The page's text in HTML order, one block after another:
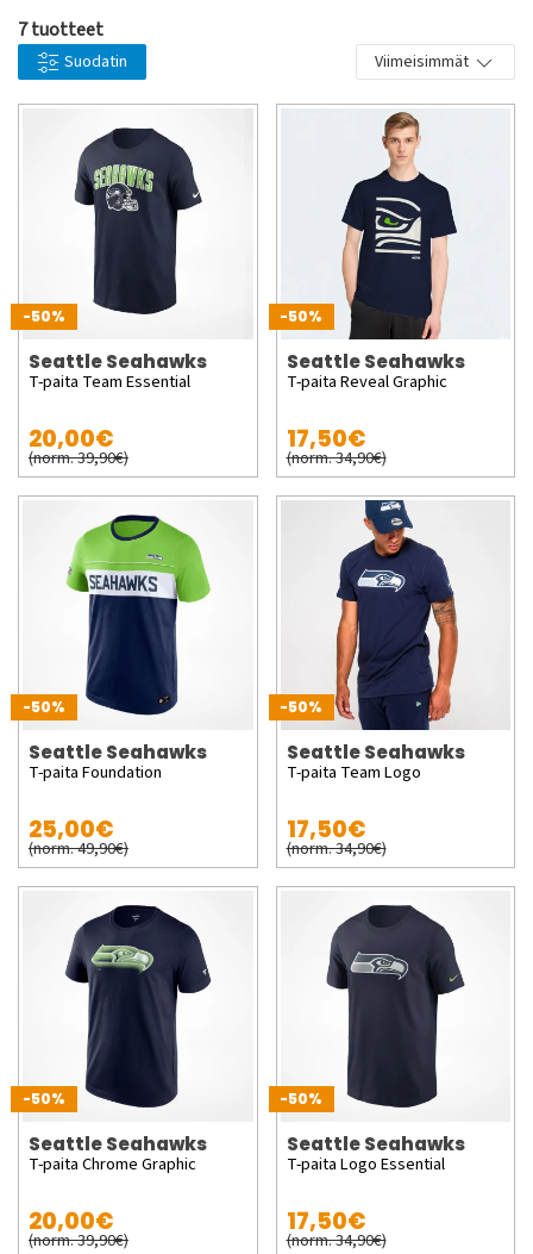
7 tuotteet
Suodatin Viimeisimmät
-50%
Seattle Seahawks
T-paita Team Essential
20,00€
(norm. 39,90€)
-50%
Seattle Seahawks
T-paita Reveal Graphic
17,50€
(norm. 34,90€)
-50%
Seattle Seahawks
T-paita Foundation
25,00€
(norm. 49,90€)
-50%
Seattle Seahawks
T-paita Team Logo
17,50€
(norm. 34,90€)
-50%
Seattle Seahawks
T-paita Chrome Graphic
20,00€
(norm. 39,90€)
-50%
Seattle Seahawks
T-paita Logo Essential
17,50€
(norm. 34,90€)